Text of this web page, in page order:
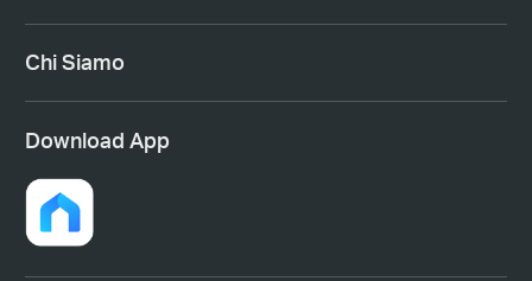
Chi Siamo
Download App